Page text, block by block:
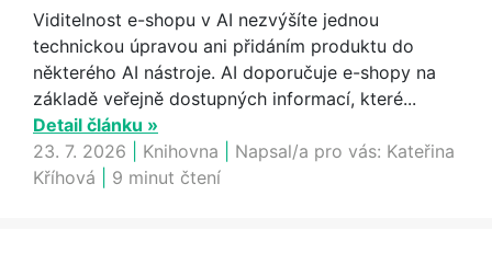
Viditelnost e-shopu v AI nezvýšíte jednou
technickou úpravou ani přidáním produktu do
některého AI nástroje. AI doporučuje e-shopy na
základě veřejně dostupných informací, které...
Detail článku »
23. 7. 2026
Knihovna Napsal/a pro vás: Kateřina
Kříhová
9 minut čtení